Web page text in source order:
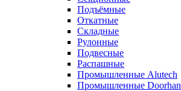
Подъёмные
Откатные
Складные
Рулонные
Подвесные
Распашные
Промышленные Alutech
Промышленные Doorhan